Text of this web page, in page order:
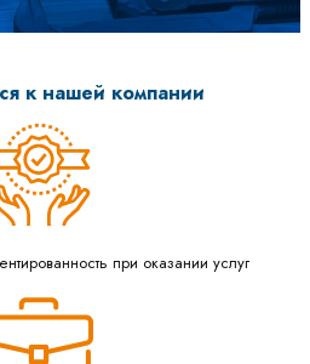
к нашей компании
при оказании услуг